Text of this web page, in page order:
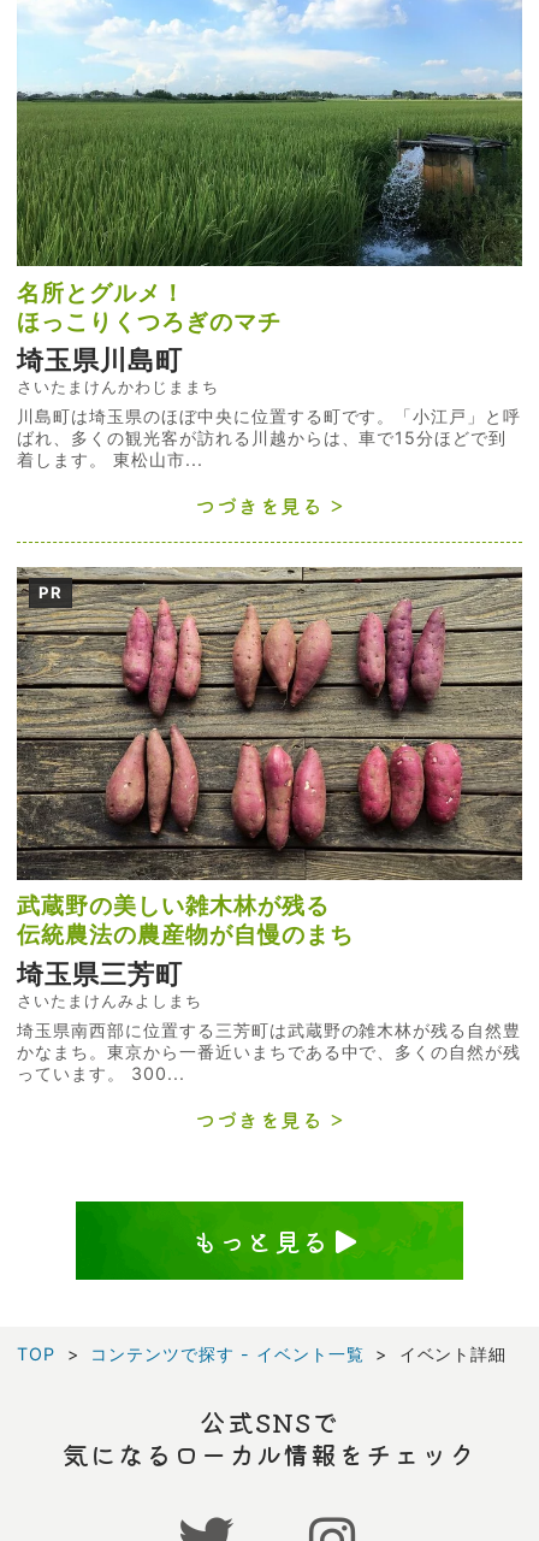
名所とグルメ！
ほっこりくつろぎのマチ
埼玉県川島町
さいたまけんかわじままち
川島町は埼玉県のほぼ中央に位置する町です。「小江戸」と呼
ばれ、多くの観光客が訪れる川越からは、車で15分ほどで到
着します。 東松山市...
つづきを見る
PR
武蔵野の美しい雑木林が残る
伝統農法の農産物が自慢のまち
埼玉県三芳町
さいたまけんみよしまち
埼玉県南西部に位置する三芳町は武蔵野の雑木林が残る自然豊
かなまち。東京から一番近いまちである中で、多くの自然が残
っています。 300...
つづきを見る
もっと見る
TOP コンテンツで探す - イベント一覧 イベント詳細
公式SNSで
気になるローカル情報をチェック